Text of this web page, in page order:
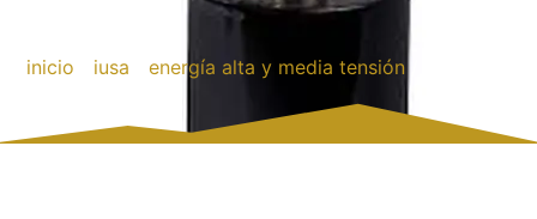
inicio iusa /energía alta y media tensión